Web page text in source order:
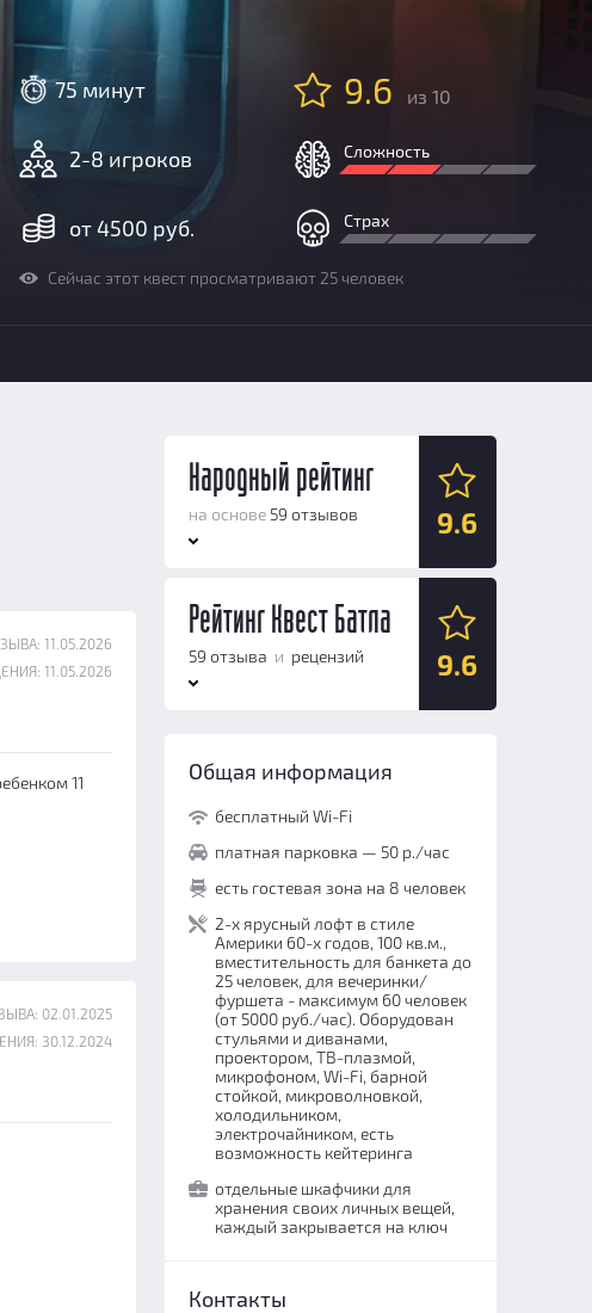
75 минут
2-8 игроков
от 4500 руб.
9.6 из 10
Сложность
Страх
Сейчас этот квест просматривают 25 человек
11.05.2026
11.05.2026
11
02.01.2025
30.12.2024
Народный рейтинг
на основе 59 отзывов 9.6
Антураж:
9.6
Логические задачи:
Сюжет:
Персонал и безопасность:
Рейтинг Квест Батла
59 отзыва и рецензий 9.6
Сюжет:
Командная работа:
Общий балл:
Общая информация
бесплатный Wi-Fi
платная парковка — 50 р./час
есть гостевая зона на 8 человек
2-х ярусный лофт в стиле
Америки 60-х годов, 100 кв.м.,
вместительность для банкета до
25 человек, для вечеринки/
фуршета - максимум 60 человек
(от 5000 руб./час). Оборудован
стульями и диванами,
проектором, ТВ-плазмой,
микрофоном, Wi-Fi, барной
стойкой, микроволновкой,
холодильником,
электрочайником, есть
возможность кейтеринга
отдельные шкафчики для
хранения своих личных вещей,
каждый закрывается на ключ
Контакты